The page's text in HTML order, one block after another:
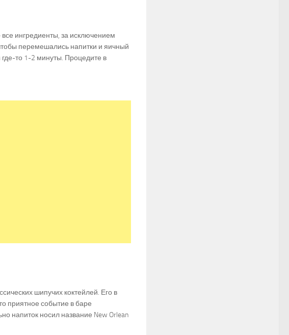
ингредиенты, за исключением
перемешались напитки и яичный
где-то 1-2 минуты. Процедите в
шипучих коктейлей. Его в
приятное событие в баре
напиток носил название New Orlean